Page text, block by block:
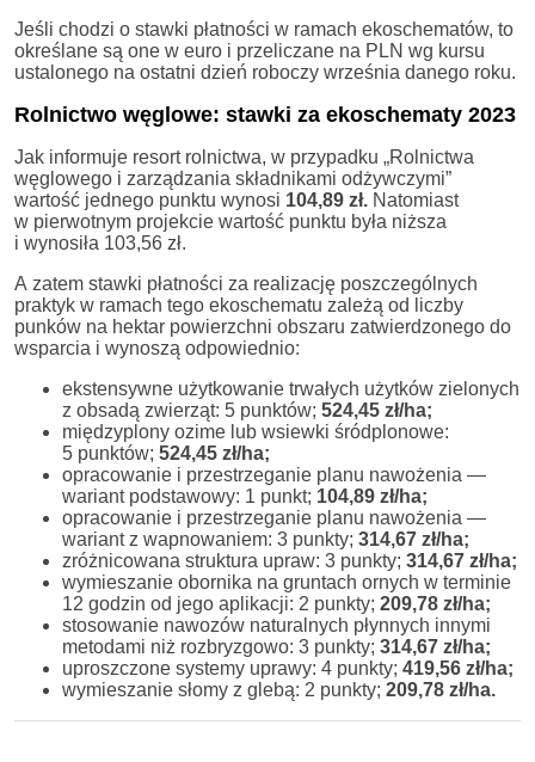
Jeśli chodzi o stawki płatności w ramach ekoschematów, to
określane są one w euro i przeliczane na PLN wg kursu
ustalonego na ostatni dzień roboczy września danego roku.
Rolnictwo węglowe: stawki za ekoschematy 2023
Jak informuje resort rolnictwa, w przypadku „Rolnictwa
węglowego i zarządzania składnikami odżywczymi”
wartość jednego punktu wynosi 104,89 zł. Natomiast
w pierwotnym projekcie wartość punktu była niższa
i wynosiła 103,56 zł.
A zatem stawki płatności za realizację poszczególnych
praktyk w ramach tego ekoschematu zależą od liczby
punków na hektar powierzchni obszaru zatwierdzonego do
wsparcia i wynoszą odpowiednio:
ekstensywne użytkowanie trwałych użytków zielonych
z obsadą zwierząt: 5 punktów; 524,45 zł/ha;
międzyplony ozime lub wsiewki śródplonowe:
5 punktów; 524,45 zł/ha;
opracowanie i przestrzeganie planu nawożenia —
wariant podstawowy: 1 punkt; 104,89 zł/ha;
opracowanie i przestrzeganie planu nawożenia —
wariant z wapnowaniem: 3 punkty; 314,67 zł/ha;
zróżnicowana struktura upraw: 3 punkty; 314,67 zł/ha;
wymieszanie obornika na gruntach ornych w terminie
12 godzin od jego aplikacji: 2 punkty; 209,78 zł/ha;
stosowanie nawozów naturalnych płynnych innymi
metodami niż rozbryzgowo: 3 punkty; 314,67 zł/ha;
uproszczone systemy uprawy: 4 punkty; 419,56 zł/ha;
wymieszanie słomy z glebą: 2 punkty; 209,78 zł/ha.